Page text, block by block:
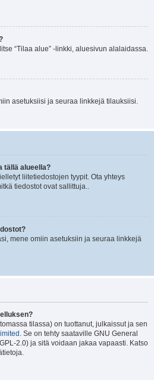
“Tilaa alue” -linkki, aluesivun alalaidassa.
asetuksiisi ja seuraa linkkejä tilauksiisi.
tällä alueella?
liitetiedostojen tyypit. Ota yhteys
tiedostot ovat sallittuja..
mene omiin asetuksiin ja seuraa linkkejä
tilassa) on tuottanut, julkaissut ja sen
. Se on tehty saataville GNU General
2.0) ja sitä voidaan jakaa vapaasti. Katso